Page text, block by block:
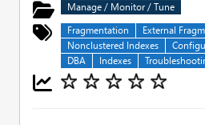
Manage / Monitor / Tune
Fragmentation
External
Nonclustered Indexes
DBA
Indexes